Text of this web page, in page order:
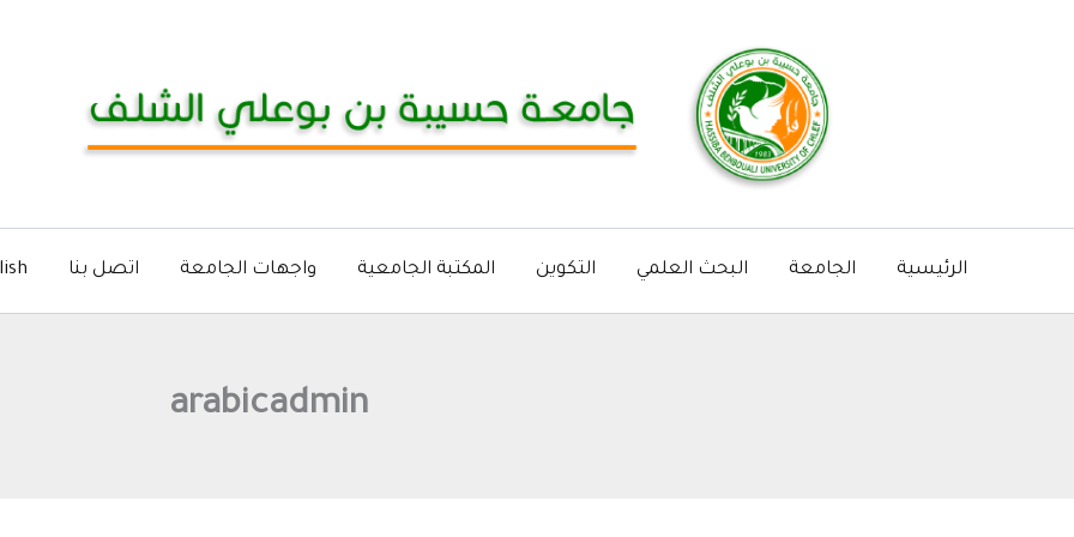
الرئيسية الجامعة البحث العلمي التكوين المكتبة الجامعية واجهات الجامعة اتصل بنا
arabicadmin